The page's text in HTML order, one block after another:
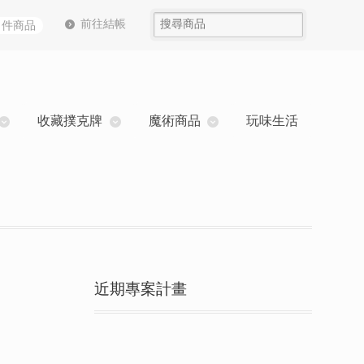
商品 前往結帳
收藏撲克牌 魔術商品 玩味生活
近期專案計畫